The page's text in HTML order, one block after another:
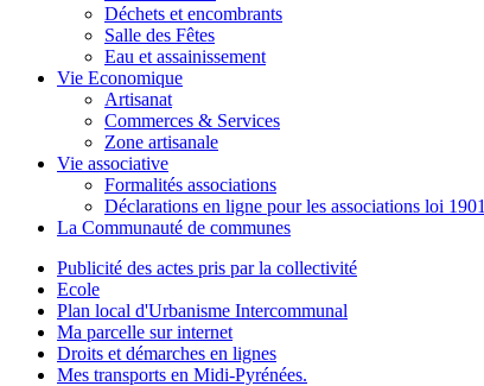
Déchets et encombrants
Salle des Fêtes
Eau et assainissement
Vie Economique
Artisanat
Commerces & Services
Zone artisanale
Vie associative
Formalités associations
Déclarations en ligne pour les associations loi 1901
La Communauté de communes
Publicité des actes pris par la collectivité
Ecole
Plan local d'Urbanisme Intercommunal
Ma parcelle sur internet
Droits et démarches en lignes
Mes transports en Midi-Pyrénées.